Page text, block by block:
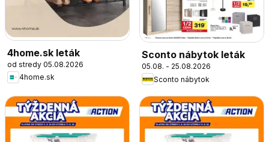
4home.sk leták
od stredy 05.08.2026
4home.sk
Sconto nábytok leták
05.08. - 25.08.2026
Sconto nábytok